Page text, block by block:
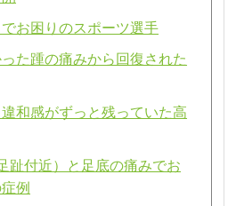
お困りのスポーツ選手
た踵の痛みから回復された
和感がずっと残っていた高
趾付近）と足底の痛みでお
例